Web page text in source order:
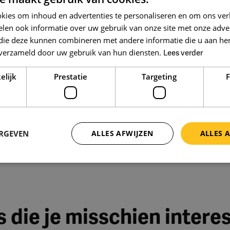
affiniteit en/of ervaring met autisme en ADHD.
tot verpleegkundig specialist GGZ en een geldige
GGZ.
beslissingen te nemen.
handelen.
rol binnen het team.
uitnodigen voor een gesprek op locatie.
Dan helpen onze consultants je graag met de
ijs komt. Na het gesprek bespreken we samen de
die je misschien
om inhoud en advertenties te personaliseren en om ons
ook informatie over uw gebruik van onze site met onze
deze kunnen combineren met andere informatie die u aan
door uw gebruik van hun diensten. Lees verder
Prestatie Targeting
ALLES
ALLES AFWIJZEN